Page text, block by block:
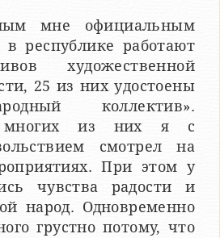
мне официальным
республике работают
художественной
25 из них удостоены
коллектив».
многих из них я с
смотрел на
При этом у
чувства радости и
народ. Одновременно
грустно потому, что